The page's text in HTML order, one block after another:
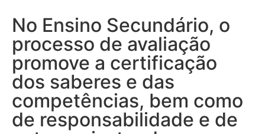
No Ensino Secundário, o
processo de avaliação
promove a certificação
dos saberes e das
competências, bem como
de responsabilidade e de